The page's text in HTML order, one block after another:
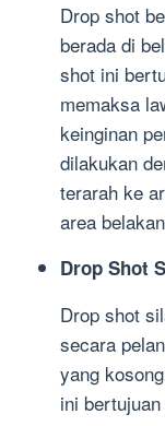
Drop shot
berada di
shot ini
memaksa
keinginan
dilakukan
terarah ke
area
Drop Shot
Drop shot
secara
yang
ini